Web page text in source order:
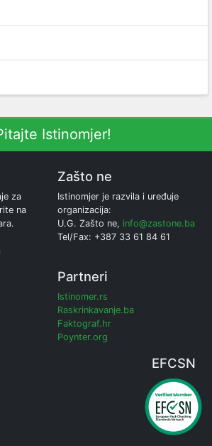
Istinomjer!
za
na
Zašto ne
Istinomjer je razvila i uređuje
organizacija:
U.G. Zašto ne, info@zastone.ba
Tel/Fax: +387 33 61 84 61
Partneri
Istinomer.rs
Raskrinkavanje.ba
Faktograf.hr
Poynter.org
EFCSN